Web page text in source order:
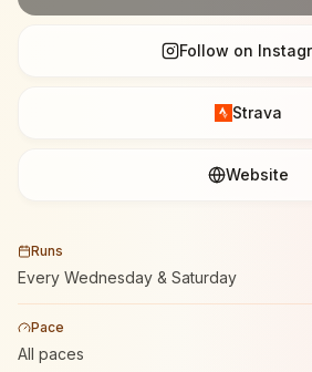
Follow on
Strava
Website
Runs
Every Wednesday & Saturday
Pace
All paces